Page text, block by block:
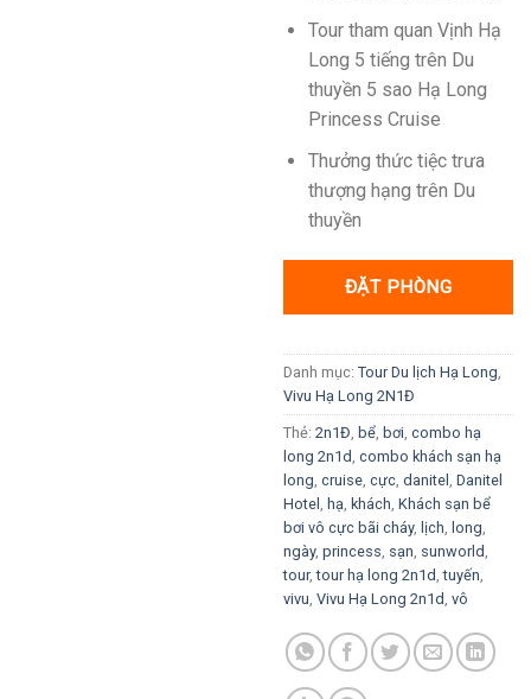
Tour tham quan Vịnh Hạ
Long 5 tiếng trên Du
thuyền 5 sao Hạ Long
Princess Cruise
Thưởng thức tiệc trưa
thượng hạng trên Du
thuyền
ĐẶT PHÒNG
Danh mục: Tour Du lịch Hạ Long,
Vivu Hạ Long 2N1Đ
Thẻ: 2n1Đ, bể, bơi, combo hạ
long 2n1d, combo khách sạn hạ
long, cruise, cực, danitel , Danitel
Hotel , hạ, khách, Khách sạn bể
bơi vô cực bãi cháy, lịch, long,
ngày, princess, sạn, sunworld,
tour,tour hạ long 2n1d,tuyến,
vivu, Vivu Hạ Long 2n1d, vô